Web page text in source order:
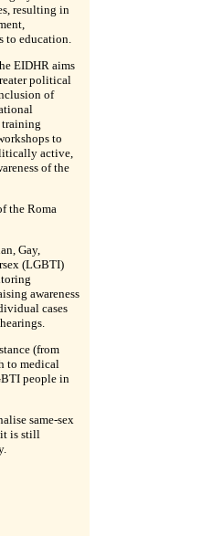
resulting in
to education.
EIDHR aims
political
of
training
to
active,
of the
the Roma
Gay,
(LGBTI)
awareness
cases
(from
to medical
people in
same-sex
it is still